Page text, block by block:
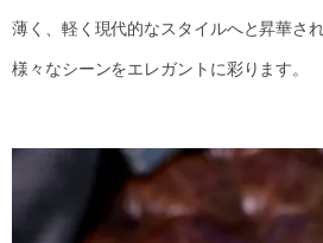
薄く、軽く現代的なスタイルへと昇華さ
様々なシーンをエレガントに彩ります。